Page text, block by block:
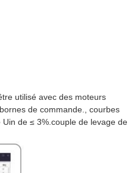
utilisé avec des moteurs
de commande., courbes
de ≤ 3%.couple de levage de